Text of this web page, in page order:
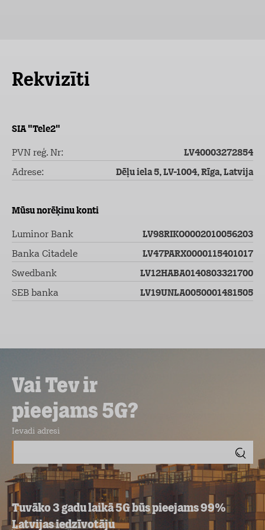
Rekvizīti
SIA "Tele2"
PVN reģ. Nr: LV40003272854
Adrese: Dēļu iela 5, LV-1004, Rīga, Latvija
Mūsu norēķinu konti
Luminor Bank LV98RIKO0002010056203
Banka Citadele LV47PARX0000115401017
Swedbank LV12HABA0140803321700
SEB banka LV19UNLA0050001481505
Vai Tev ir
pieejams 5G?
Ievadi adresi
Tuvāko 3 gadu laikā 5G būs pieejams 99%
Latvijas iedzīvotāju